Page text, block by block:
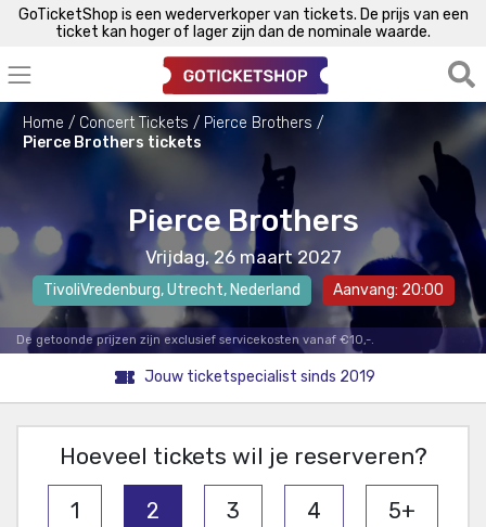
GoTicketShop is een wederverkoper van tickets. De prijs van een
ticket kan hoger of lager zijn dan de nominale waarde.
Home Concert Tickets
Pierce Brothers
Pierce Brothers tickets
Pierce Brothers
Vrijdag, 26 maart 2027
TivoliVredenburg,Utrecht, Nederland Aanvang: 20:00
De getoonde prijzen zijn exclusief servicekosten vanaf €10,-.
Jouw ticketspecialist sinds 2019
Hoeveel tickets wil je reserveren?
1 2 3 4 5+